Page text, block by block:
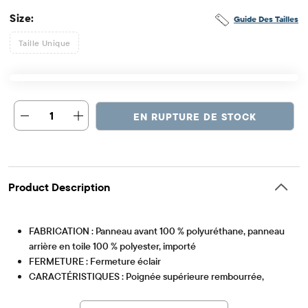
Guide Des Tailles
Size:
Taille Unique
1 EN RUPTURE DE STOCK
Product Description
FABRICATION : Panneau avant 100 % polyuréthane, panneau
arrière en toile 100 % polyester, importé
FERMETURE : Fermeture éclair
CARACTÉRISTIQUES : Poignée supérieure rembourrée,